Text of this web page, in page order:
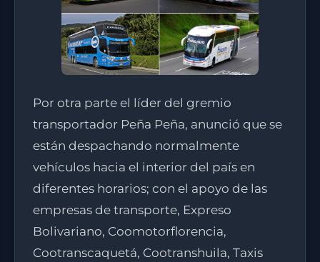
Por otra parte el líder del gremio
transportador Peña Peña, anunció que se
están despachando normalmente
vehículos hacia el interior del país en
diferentes horarios; con el apoyo de las
empresas de transporte, Expreso
Bolivariano, Coomotorflorencia,
Cootranscaquetá, Cootranshuila, Taxis